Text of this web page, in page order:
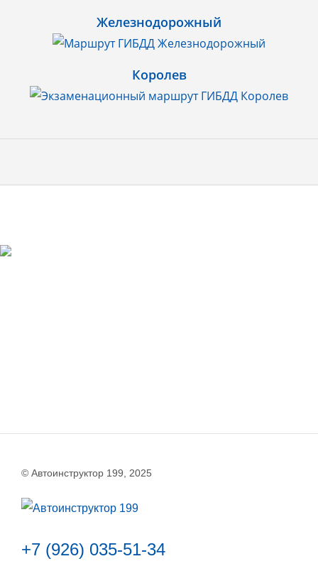
Железнодорожный
Королев
+7 (926) 035-51-34
© Автоинструктор 199, 2025